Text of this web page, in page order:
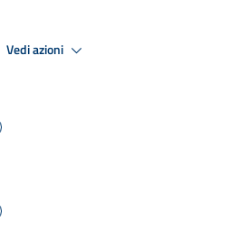
Vedi azioni